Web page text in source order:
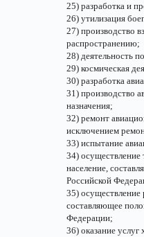
25) разработка и
26) утилизация
27) производство
распространению;
28) деятельность
29) космическая
30) разработка
31) производство
назначения;
32) ремонт
исключением
33) испытание
34) осуществление
население,
Российской
35) осуществление
составляющее
Федерации;
36) оказание